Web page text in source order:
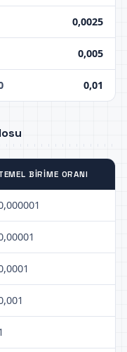
0,0025
0,005
0,01
BIRIME ORANI